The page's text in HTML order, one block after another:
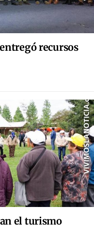
recursos
el turismo